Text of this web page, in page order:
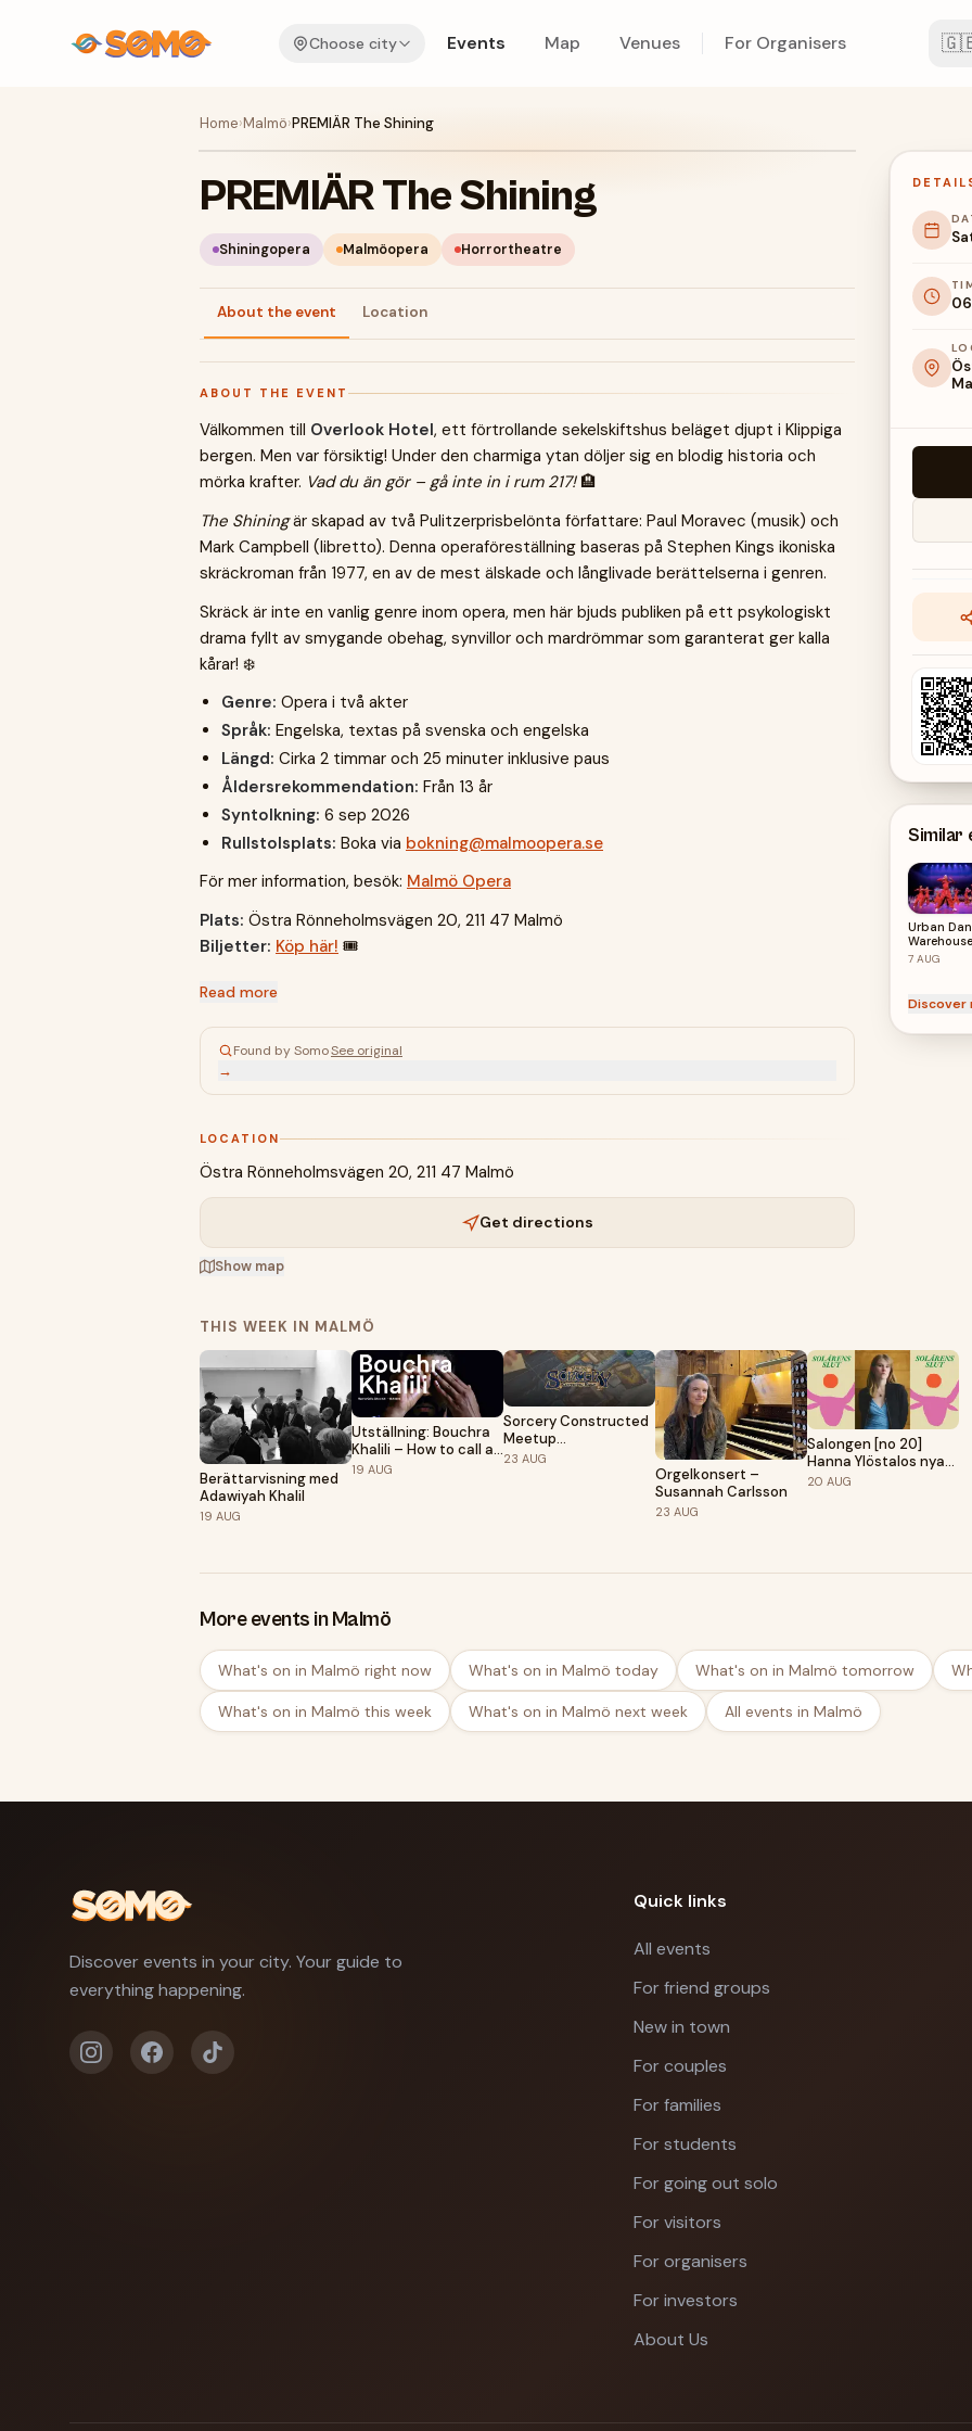
Choose city Events Map Venues For Organisers
Home›Malmö›PREMIÄR The Shining
PREMIÄR The Shining
Shiningopera Malmöopera Horrortheatre
About the event Location
ABOUT THE EVENT
Välkommen till Overlook Hotel, ett förtrollande sekelskiftshus beläget djupt i Klippiga
bergen. Men var försiktig! Under den charmiga ytan döljer sig en blodig historia och
mörka krafter. Vad du än gör – gå inte in i rum 217!🏨
The Shiningär skapad av två Pulitzerprisbelönta författare: Paul Moravec (musik) och
Mark Campbell (libretto). Denna operaföreställning baseras på Stephen Kings ikoniska
skräckroman från 1977, en av de mest älskade och långlivade berättelserna i genren.
Skräck är inte en vanlig genre inom opera, men här bjuds publiken på ett psykologiskt
drama fyllt av smygande obehag, synvillor och mardrömmar som garanterat ger kalla
kårar! ❄️
Genre: Opera i två akter
Språk: Engelska, textas på svenska och engelska
Längd: Cirka 2 timmar och 25 minuter inklusive paus
Åldersrekommendation: Från 13 år
Syntolkning: 6 sep 2026
Rullstolsplats: Boka via bokning@malmoopera.se
För mer information, besök: Malmö Opera
Plats: Östra Rönneholmsvägen 20, 211 47 Malmö
Biljetter: Köp här! 🎟️
Read more
Found by SomoSee original
→
LOCATION
Östra Rönneholmsvägen 20, 211 47 Malmö
Get directions
Show map
Similar
Urban
Warehouse
7 AUG
Discover
THIS WEEK IN MALMÖ
Berättarvisning med
Adawiyah Khalil
19 AUG
Utställning: Bouchra
Khalili – How to call a
ghost
19 AUG
Sorcery Constructed
Meetup
@Spelgalaxen
23 AUG
Orgelkonsert –
Susannah Carlsson
23 AUG
Salongen [no 20]
Hanna Ylöstalos nya
roman Solårens slut
20 AUG
More events in Malmö
What's on in Malmö right now What's on in Malmö today What's on in Malmö tomorrow
What's on in Malmö this week What's on in Malmö next week All events in Malmö
Discover events in your city. Your guide to
everything happening.
Quick links
All events
For friend groups
New in town
For couples
For families
For students
For going out solo
For visitors
For organisers
For investors
About Us